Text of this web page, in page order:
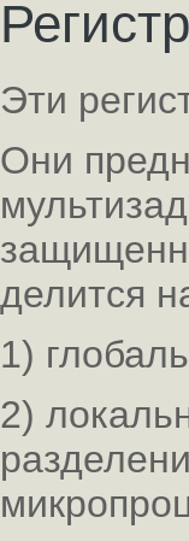
Эти
Они
делится
1)
2)